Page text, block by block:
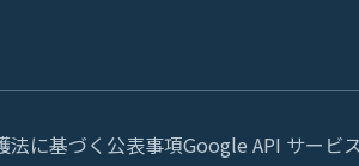
法に基づく公表事項Google API サービ